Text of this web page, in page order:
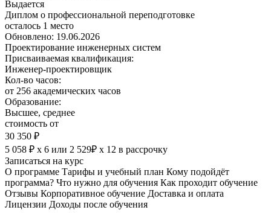
Выдается
Диплом о профессиональной переподготовке
осталось 1 место
Обновлено: 19.06.2026
Проектирование инженерных систем
Присваиваемая квалификация:
Инженер-проектировщик
Кол-во часов:
от 256 академических часов
Образование:
Высшее, среднее
стоимость от
30 350 ₽
5 058 ₽ х 6 или 2 529₽ х 12 в рассрочку
Записаться на курс
О программе Тарифы и учебный план Кому подойдёт
программа? Что нужно для обучения Как проходит обучение
Отзывы Корпоративное обучение Доставка и оплата
Лицензии Доходы после обучения